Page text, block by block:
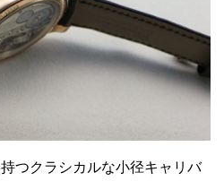
つクラシカルな小径キャリバ